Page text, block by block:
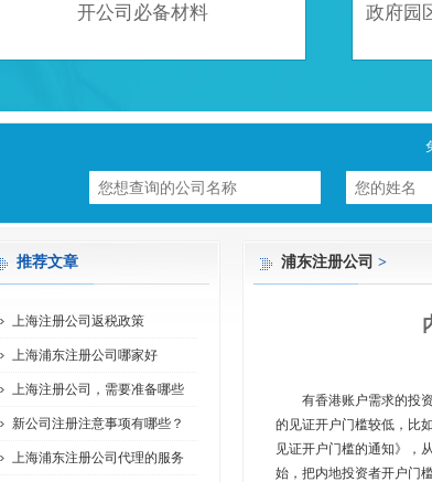
开公司必备材料
政府园
浦东注册公司 >
有香港账户需求的投
的见证开户门槛较低，比
见证开户门槛的通知》，
始，把内地投资者开户门
推荐文章
上海注册公司返税政策
上海浦东注册公司哪家好
上海注册公司，需要准备哪些
新公司注册注意事项有哪些？
上海浦东注册公司代理的服务